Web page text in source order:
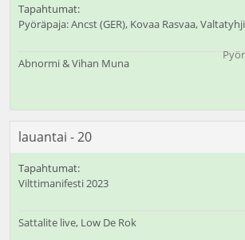
Pyöräpaja: Ancst (GER), Kovaa Rasvaa,
Abnormi & Vihan Muna
lauantai - 20
Vilttimanifesti 2023
Sattalite live, Low De Rok